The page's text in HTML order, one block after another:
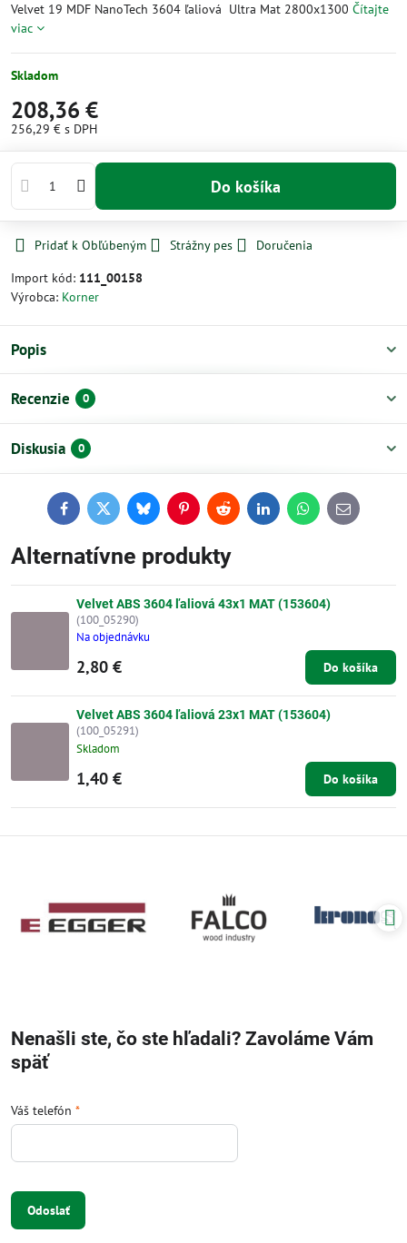
Velvet 19 MDF NanoTech 3604 ľaliová Ultra Mat 2800x1300 Čítajte
viac
Skladom
208,36 €
256,29 € s DPH
Do košíka
Pridať k Obľúbeným Strážny pes
Doručenia
Import kód: 111_00158
Výrobca: Korner
Popis
Recenzie 0
Diskusia 0
FacebookTwitterBlueskyPinterestReddit LinkedInWhatsApp
E-
mail
Alternatívne produkty
Velvet ABS 3604 ľaliová 43x1 MAT (153604)
(100_05290)
Na objednávku
2,80 € Do košíka
Velvet ABS 3604 ľaliová 23x1 MAT (153604)
(100_05291)
Skladom
1,40 € Do košíka
Nenašli ste, čo ste hľadali? Zavoláme Vám
späť
Váš telefón *
Odoslať